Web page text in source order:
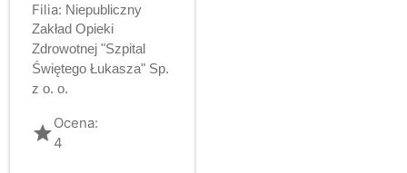
Filia: Niepubliczny
Zakład Opieki
Zdrowotnej "Szpital
Świętego Łukasza" Sp.
z o. o.
gradeOcena:
4